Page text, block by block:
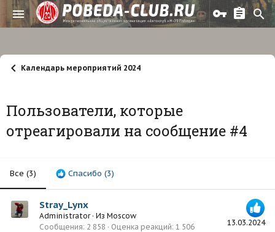
Календарь мероприятий 2024
Пользователи, которые
отреагировали на сообщение #4
Все (3) Спасибо (3)
13.03.2024
Stray_Lynx
Administrator · Из Moscow
Сообщения 2 858 Оценка реакций 1 506